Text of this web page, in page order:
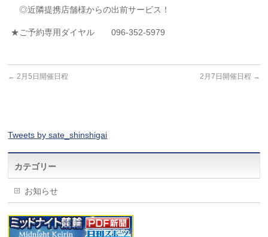
◎近隣提携店舗様からの出前サービス！
★ご予約専用ダイヤル 096-352-5979
← 2月5日開催日程 2月7日開催日程 →
Tweets by sate_shinshigai
カテゴリー
お知らせ